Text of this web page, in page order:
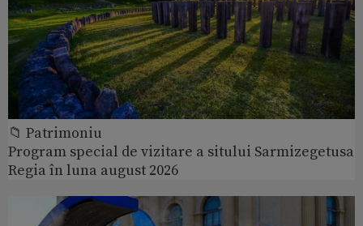
📁 Patrimoniu
Program special de vizitare a sitului Sarmizegetusa
Regia în luna august 2026